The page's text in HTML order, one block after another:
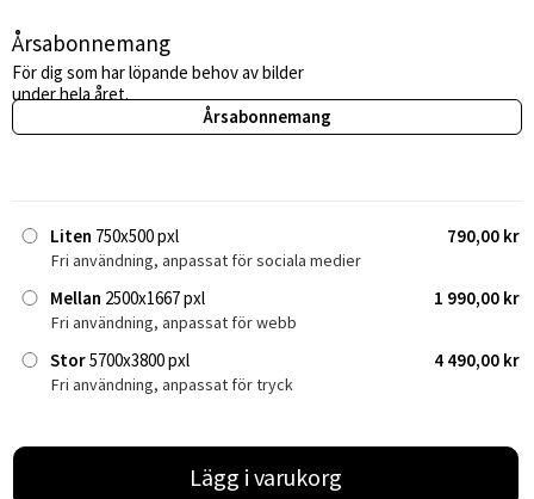
Årsabonnemang
För dig som har löpande behov av bilder
under hela året.
Årsabonnemang
Liten 750x500 pxl 790,00 kr
Fri användning, anpassat för sociala medier
Mellan 2500x1667 pxl 1 990,00 kr
Fri användning, anpassat för webb
Stor5700x3800 pxl 4 490,00 kr
Fri användning, anpassat för tryck
Lägg i varukorg